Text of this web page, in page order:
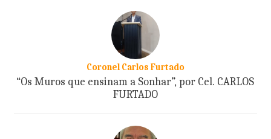
Coronel Carlos Furtado
“Os Muros que ensinam a Sonhar”, por Cel. CARLOS
FURTADO